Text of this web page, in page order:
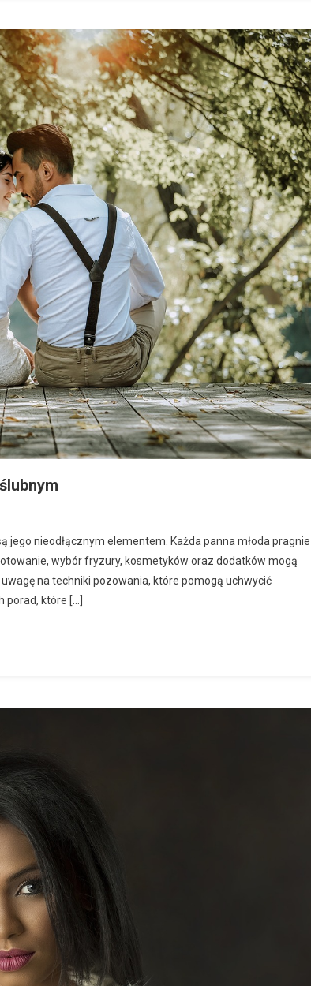
jego nieodłącznym elementem. Każda panna młoda pragnie
wybór fryzury, kosmetyków oraz dodatków mogą
na techniki pozowania, które pomogą uchwycić
porad, które […]